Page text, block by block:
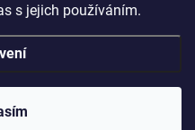
s jejich používáním.
Nejlepší seno.cz
práva vyhrazena.